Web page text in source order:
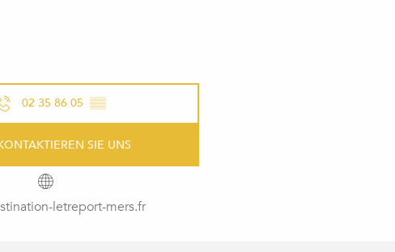
02 35 86 05 ▒▒
SIE UNS
letreport-mers.fr